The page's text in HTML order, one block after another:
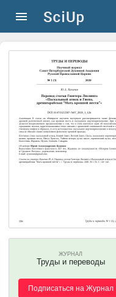
ЖУРНАЛ
Труды и переводы
Подписаться на Журнал